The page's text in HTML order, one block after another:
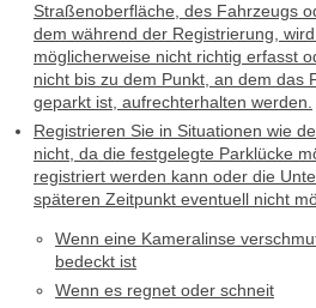
Straßenoberfläche, des Fahrzeugs
dem während der Registrierung,
möglicherweise nicht richtig erfasst
nicht bis zu dem Punkt, an dem das
geparkt ist, aufrechterhalten werden.
Registrieren Sie in Situationen wie
nicht, da die festgelegte Parklücke
registriert werden kann oder die
späteren Zeitpunkt eventuell nicht
Wenn eine Kameralinse
bedeckt ist
Wenn es regnet oder schneit